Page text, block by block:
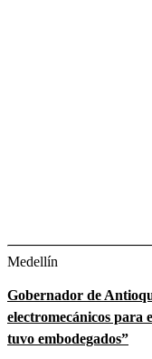
Medellín
Gobernador de
electromecánicos para
tuvo embodegados”